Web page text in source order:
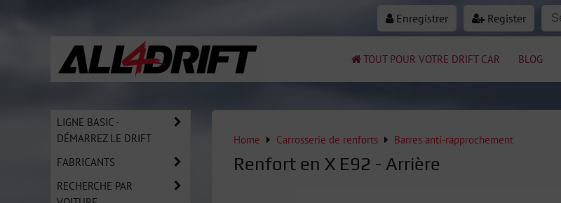
Enregistrer Register
TOUT POUR VOTRE DRIFT CAR BLOG
Home Carrosserie de renforts Barres anti-rapprochement
Renfort en X E92 - Arrière
LIGNE BASIC -
DÉMARREZ LE DRIFT
FABRICANTS
RECHERCHE PAR